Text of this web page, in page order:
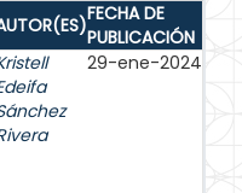
FECHA DE
PUBLICACIÓN
29-ene-2024